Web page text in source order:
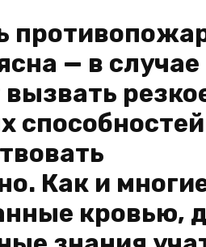
— в случае
Как и
кровью,